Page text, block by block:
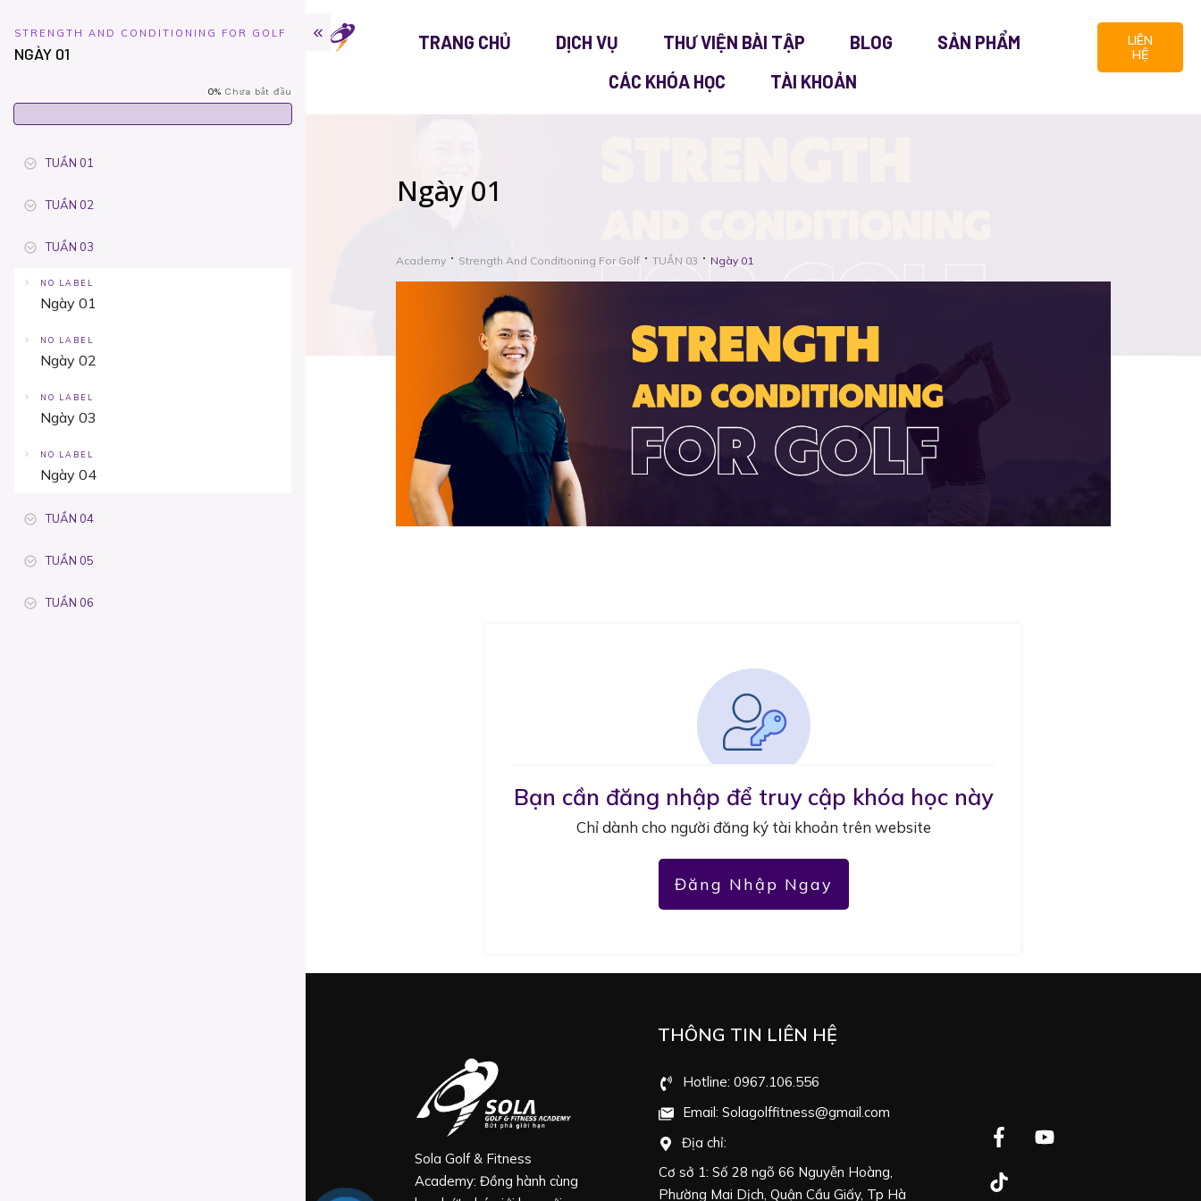
TRANG CHỦ DỊCH VỤ THƯ VIỆN BÀI TẬP BLOG
SẢN PHẨM
CÁC KHÓA HỌC
TÀI KHOẢN
LIÊN
HỆ
Ngày 01
Academy Strength And Conditioning For Golf TUẦN 03 Ngày 01
Bạn cần đăng nhập để truy cập khóa học này
Chỉ dành cho người đăng ký tài khoản trên website
Đăng Nhập Ngay
Sola Golf & Fitness
Academy: Đồng hành cùng
THÔNG TIN LIÊN HỆ
Hotline: 0967.106.556
Email: Solagolffitness@gmail.com
Địa chỉ:
Cơ sở 1: Số 28 ngõ 66 Nguyễn Hoàng,
Phường Mai Dịch, Quận Cầu Giấy, Tp Hà
STRENGTH AND CONDITIONING FOR GOLF
NGÀY 01
0% Chưa bắt đầu
TUẦN 01
TUẦN 02
TUẦN 03
NO LABEL
Ngày 01
NO LABEL
Ngày 02
NO LABEL
Ngày 03
NO LABEL
Ngày 04
TUẦN 04
TUẦN 05
TUẦN 06